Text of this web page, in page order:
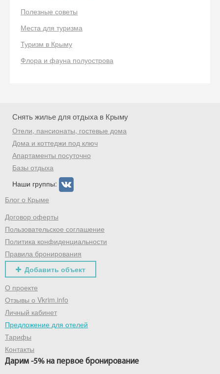
Полезные советы
Места для туризма
Туризм в Крыму
Флора и фауна полуострова
Снять жилье для отдыха в Крыму
Отели, пансионаты, гостевые дома
Дома и коттеджи под ключ
Апартаменты посуточно
Базы отдыха
Наши группы:
Блог о Крыме
Договор оферты
Пользовательское соглашение
Политика конфиденциальности
Правила бронирования
Добавить объект
О проекте
Отзывы о Vkrim.info
Личный кабинет
Предложение для отелей
Тарифы
Контакты
Дарим -5% на первое бронирование